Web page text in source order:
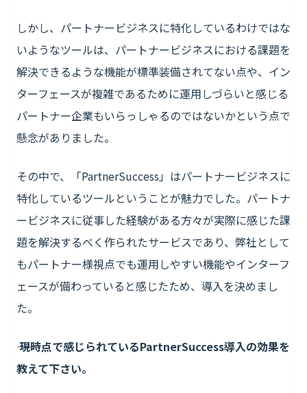
しかし、パートナービジネスに特化しているわけではな
いようなツールは、パートナービジネスにおける課題を
解決できるような機能が標準装備されてない点や、イン
ターフェースが複雑であるために運用しづらいと感じる
パートナー企業もいらっしゃるのではないかという点で
懸念がありました。
その中で、「PartnerSuccess」はパートナービジネスに
特化しているツールということが魅力でした。パートナ
ービジネスに従事した経験がある方々が実際に感じた課
題を解決するべく作られたサービスであり、弊社として
もパートナー様視点でも運用しやすい機能やインターフ
ェースが備わっていると感じたため、導入を決めまし
た。
―― 現時点で感じられているPartnerSuccess導入の効果を
教えて下さい。